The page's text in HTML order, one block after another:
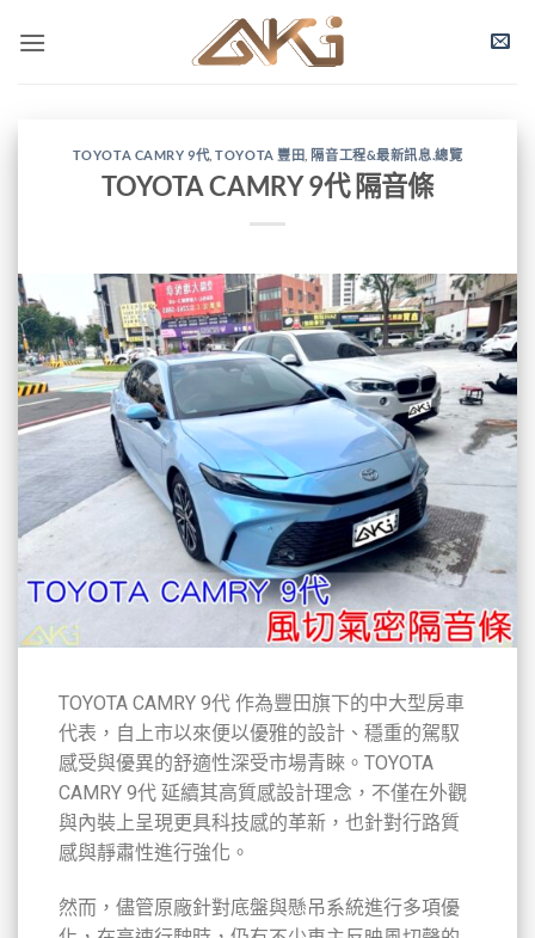
TOYOTA CAMRY 9代,TOYOTA 豐田 隔音工程&最新訊息.總覽
TOYOTA CAMRY 9代 隔音條
TOYOTA CAMRY 9代 作為豐田旗下的中大型房車
代表，自上市以來便以優雅的設計、穩重的駕馭
感受與優異的舒適性深受市場青睞。TOYOTA
CAMRY 9代 延續其高質感設計理念，不僅在外觀
與內裝上呈現更具科技感的革新，也針對行路質
感與靜肅性進行強化。
然而，儘管原廠針對底盤與懸吊系統進行多項優